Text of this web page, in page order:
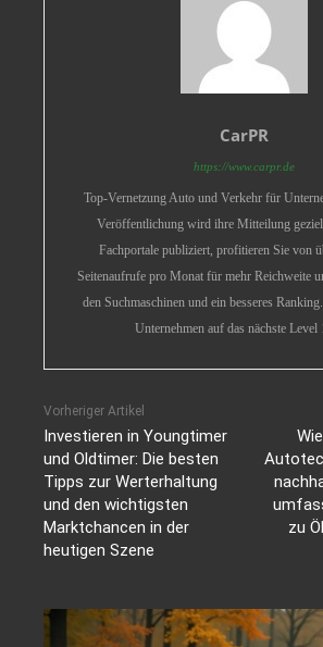
CarPR
https://www.carpr.de
Top-Vernetzung Auto und Verkehr für
Veröffentlichung wird ihre Mitteilung
Fachportale publiziert, profitieren Sie von
Seitenaufrufe pro Monat für mehr Reichweite
den Suchmaschinen und ein besseres
Unternehmen auf das nächste
Vorheriger Artikel
Investieren in Youngtimer
und Oldtimer: Die besten
Tipps zur Werterhaltung
und den wichtigsten
Marktchancen in der
heutigen Szene
zu